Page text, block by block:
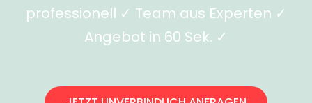
professionell ✓ Team aus Experten ✓
Angebot in 60 Sek. ✓